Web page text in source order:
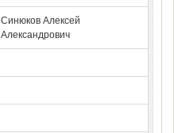
Синюков Алексей
Александрович